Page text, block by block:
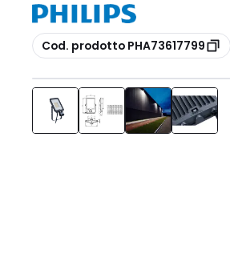
copia
Cod. prodotto PHA73617799